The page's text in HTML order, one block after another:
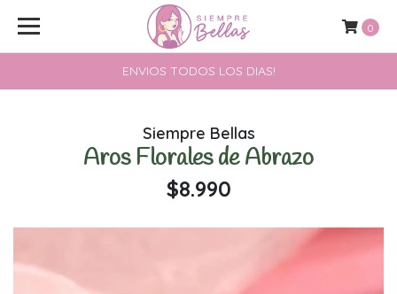
ENVIOS TODOS LOS DIAS!
0
Siempre Bellas
Aros Florales de Abrazo
$8.990